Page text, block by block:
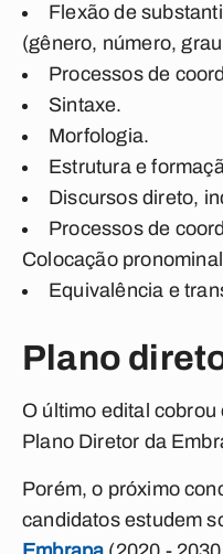
Flexão de
(gênero, número,
Processos de
Sintaxe.
Morfologia.
Estrutura e
Discursos direto,
Processos de
Colocação
Equivalência e
Plano
O último edital
Plano Diretor da
Porém, o próximo
candidatos estudem